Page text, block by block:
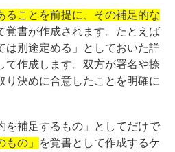
ることを前提に、その補足的な
覚書が作成されます。たとえば
は別途定める」としておいた詳
て作成します。双方が署名や捺
り決めに合意したことを明確に
を補足するもの」としてだけで
もの」
を覚書として作成するケ